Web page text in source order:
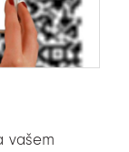
vašem